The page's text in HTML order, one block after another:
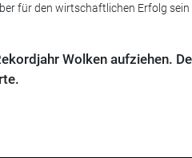
für den wirtschaftlichen Erfolg sein
Wolken aufziehen.